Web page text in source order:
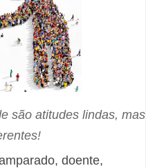
são atitudes lindas, mas
doente,